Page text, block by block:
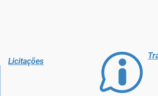
Licitações